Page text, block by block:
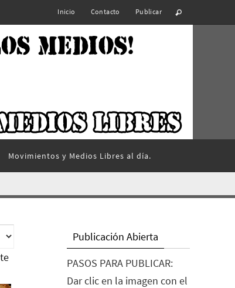
Inicio Contacto Publicar
Movimientos y Medios Libres al día.
Publicación Abierta
PASOS PARA PUBLICAR:
Dar clic en la imagen con el